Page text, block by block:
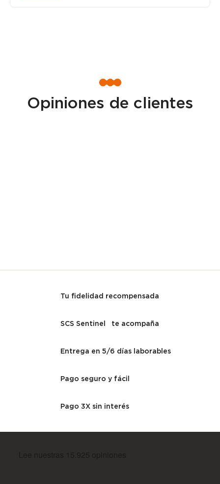
Opiniones de clientes
Tu fidelidad recompensada
SCS Sentinel te acompaña
Entrega en 5/6 días laborables
Pago seguro y fácil
Pago 3X sin interés